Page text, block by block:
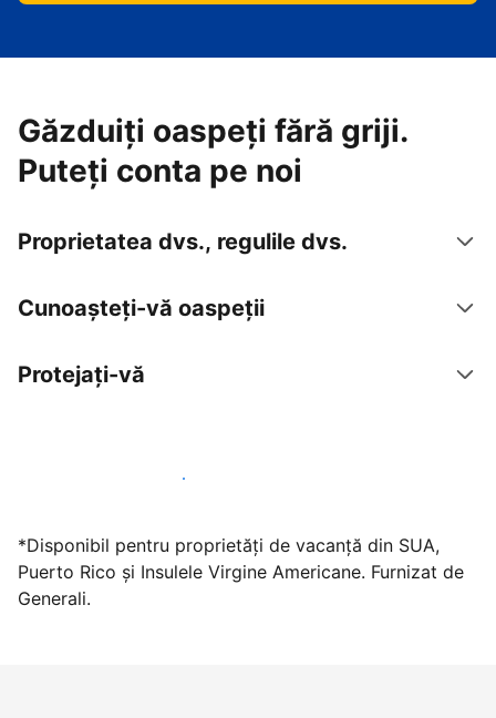
Găzduiți oaspeți fără griji.
Puteți conta pe noi
Proprietatea dvs., regulile dvs.
Cunoașteți-vă oaspeții
Protejați-vă
Găzduiți oaspeți cu noi chiar astăzi
*Disponibil pentru proprietăți de vacanță din SUA,
Puerto Rico și Insulele Virgine Americane. Furnizat de
Generali.